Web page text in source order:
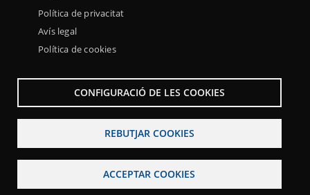
Política de privacitat
Avís legal
Política de cookies
CONFIGURACIÓ DE LES COOKIES
REBUTJAR COOKIES
ACCEPTAR COOKIES
Menu
Sobre la Xarxa Punttic Avís legal
Accessibilitat